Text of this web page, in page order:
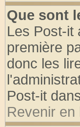
Que sont
Les Post-it
première
donc les
Post-it
Revenir en